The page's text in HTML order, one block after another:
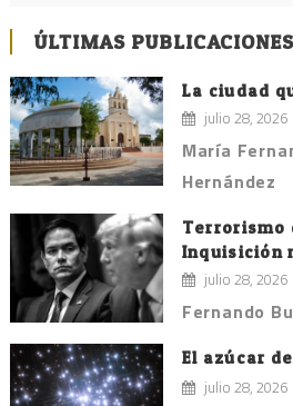
ÚLTIMAS PUBLICACIONES
La ciudad
julio 28, 2026
María
Hernández
Terrorismo
Inquisición
julio 28, 2026
Fernando
El azúcar
julio 28, 2026